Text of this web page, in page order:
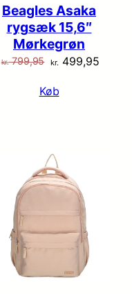
Beagles Asaka
rygsæk 15,6″
Mørkegrøn
kr.799,95 Den
pris
kr. 499,95
Køb